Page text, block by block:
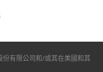
有限公司和/或其在美國和其